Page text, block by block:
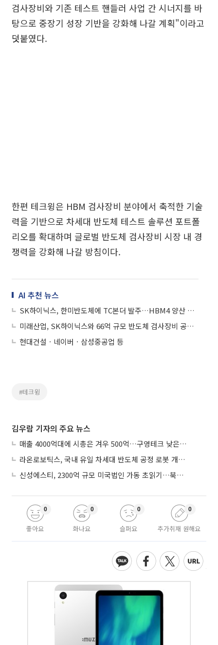
검사장비와 기존 테스트 핸들러 사업 간 시너지를 바
탕으로 중장기 성장 기반을 강화해 나갈 계획"이라고
덧붙였다.
한편 테크윙은 HBM 검사장비 분야에서 축적한 기술
력을 기반으로 차세대 반도체 테스트 솔루션 포트폴
리오를 확대하며 글로벌 반도체 검사장비 시장 내 경
쟁력을 강화해 나갈 방침이다.
AI 추천 뉴스
SK하이닉스, 한미반도체에 TC본더 발주…HBM4 양산 확대 속도
미래산업, SK하이닉스와 66억 규모 반도체 검사장비 공급계약
현대건설ㆍ네이버ㆍ삼성중공업 등
#테크윙
김우람 기자의 주요 뉴스
매출 4000억대에 시총은 겨우 500억…구영테크 낮은 몸값에 저가 승계 마무리
라온로보틱스, 국내 유일 차세대 반도체 공정 로봇 개발 ‘고객사 테스트 진행’
신성에스티, 2300억 규모 미국법인 가동 초읽기…북미 ESS 공략 본격화
좋아요
0
화나요
0
슬퍼요
0
추가취재 원해요
0